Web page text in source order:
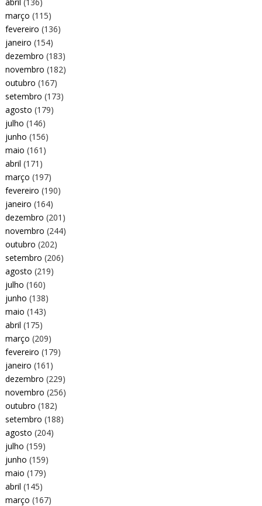
março (115)
fevereiro (136)
janeiro (154)
dezembro (183)
novembro (182)
outubro (167)
setembro (173)
agosto (179)
julho (146)
junho (156)
maio (161)
abril (171)
março (197)
fevereiro (190)
janeiro (164)
dezembro (201)
novembro (244)
outubro (202)
setembro (206)
agosto (219)
julho (160)
junho (138)
maio (143)
abril (175)
março (209)
fevereiro (179)
janeiro (161)
dezembro (229)
novembro (256)
outubro (182)
setembro (188)
agosto (204)
julho (159)
junho (159)
maio (179)
abril (145)
março (167)